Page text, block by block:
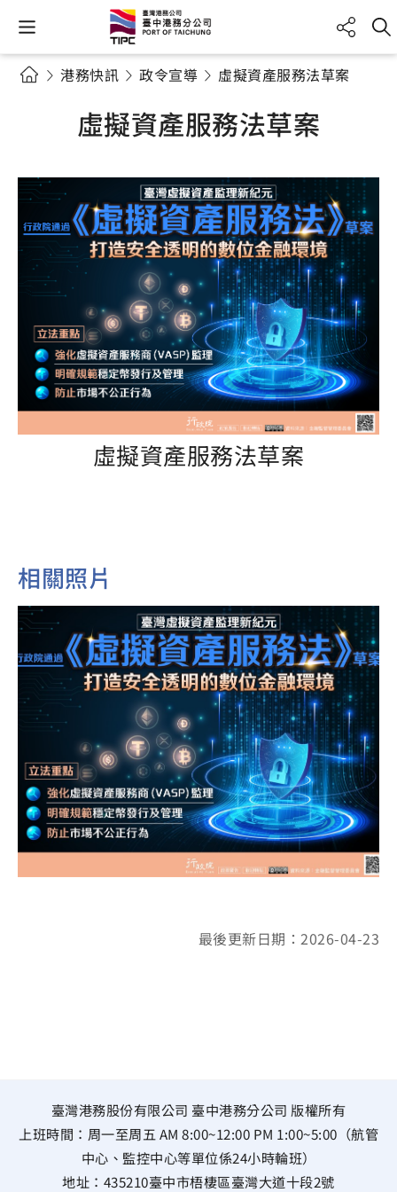
港務快訊 政令宣導 虛擬資產服務法草案
虛擬資產服務法草案
虛擬資產服務法草案
相關照片
最後更新日期：2026-04-23
臺灣港務股份有限公司 臺中港務分公司 版權所有
上班時間：周一至周五 AM 8:00~12:00 PM 1:00~5:00（航管
中心、監控中心等單位係24小時輪班）
地址： 435210臺中市梧棲區臺灣大道十段2號